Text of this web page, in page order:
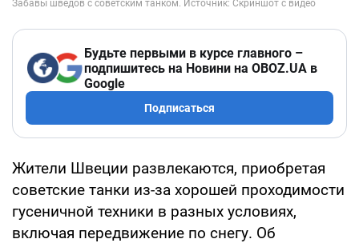
Будьте первыми в курсе главного –
подпишитесь на Новини на OBOZ.UA в
Google
Подписаться
Жители Швеции развлекаются, приобретая
советские танки из-за хорошей проходимости
гусеничной техники в разных условиях,
включая передвижение по снегу. Об